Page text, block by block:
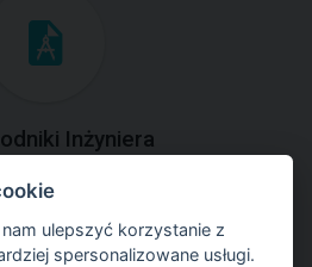
Inżyniera
rozwiązań zadań
programów GEO5.
ulepszyć korzystanie z
spersonalizowane usługi.